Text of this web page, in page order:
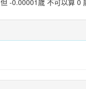
但 -0.00001歲 不可以算 0